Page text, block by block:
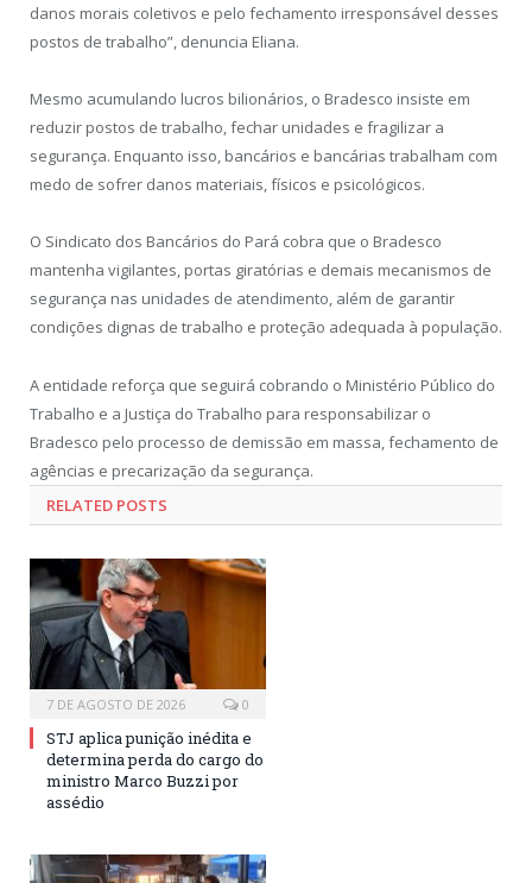
danos morais coletivos e pelo fechamento irresponsável desses
postos de trabalho”, denuncia Eliana.
Mesmo acumulando lucros bilionários, o Bradesco insiste em
reduzir postos de trabalho, fechar unidades e fragilizar a
segurança. Enquanto isso, bancários e bancárias trabalham com
medo de sofrer danos materiais, físicos e psicológicos.
O Sindicato dos Bancários do Pará cobra que o Bradesco
mantenha vigilantes, portas giratórias e demais mecanismos de
segurança nas unidades de atendimento, além de garantir
condições dignas de trabalho e proteção adequada à população.
A entidade reforça que seguirá cobrando o Ministério Público do
Trabalho e a Justiça do Trabalho para responsabilizar o
Bradesco pelo processo de demissão em massa, fechamento de
agências e precarização da segurança.
RELATED POSTS
7 DE AGOSTO DE 2026 0
STJ aplica punição inédita e
determina perda do cargo do
ministro Marco Buzzi por
assédio